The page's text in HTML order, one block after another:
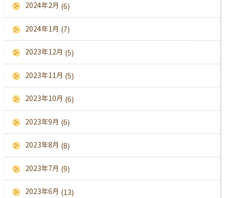
2024年2月 (6)
2024年1月 (7)
2023年12月 (5)
2023年11月 (5)
2023年10月 (6)
2023年9月 (6)
2023年8月 (8)
2023年7月 (9)
2023年6月 (13)